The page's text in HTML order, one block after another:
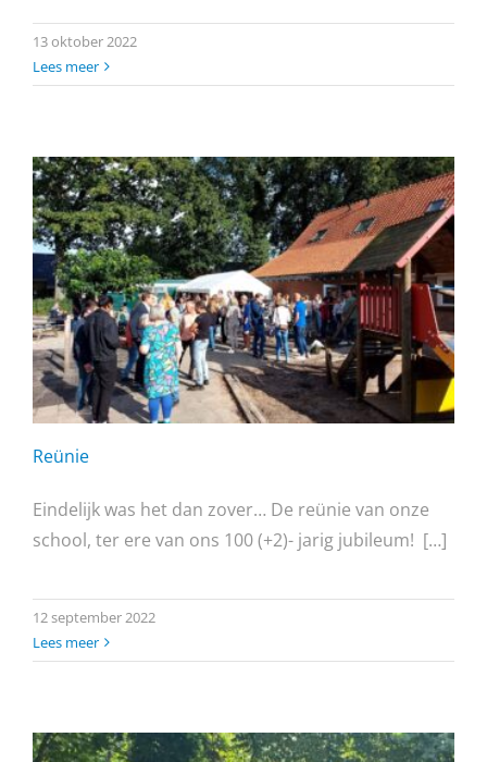
13 oktober 2022
Lees meer
Reünie
Eindelijk was het dan zover… De reünie van onze
school, ter ere van ons 100 (+2)- jarig jubileum! […]
12 september 2022
Lees meer